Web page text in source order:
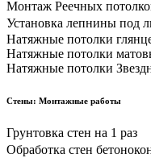
Монтаж Реечных
Установка лепнины под
Натяжные потолки
Натяжные потолки
Натяжные потолки
Стены: Монтажные работы
Грунтовка стен на 1 раз
Обработка стен